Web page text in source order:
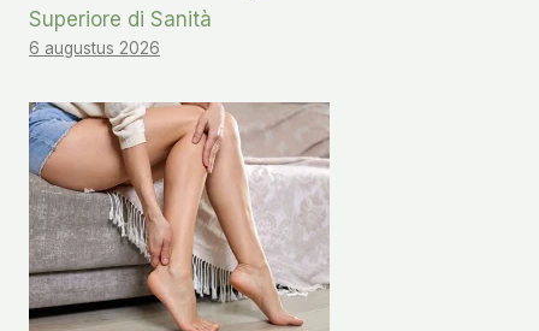
Superiore di Sanità
6 augustus 2026